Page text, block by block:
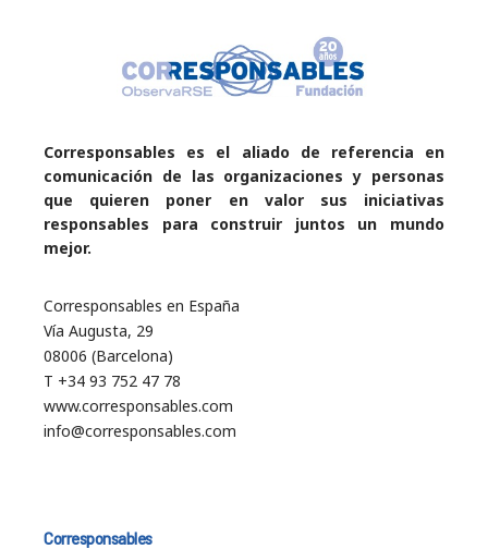
Corresponsables es el aliado de referencia en
comunicación de las organizaciones y personas
que quieren poner en valor sus iniciativas
responsables para construir juntos un mundo
mejor.
Corresponsables en España
Vía Augusta, 29
08006 (Barcelona)
T +34 93 752 47 78
www.corresponsables.com
info@corresponsables.com
Corresponsables